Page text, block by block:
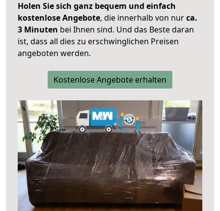
Holen Sie sich ganz bequem und einfach
kostenlose Angebote, die innerhalb von nurca.
3 Minuten bei Ihnen sind. Und das Beste daran
ist, dass all dies zu erschwinglichen Preisen
angeboten werden.
Kostenlose Angebote erhalten